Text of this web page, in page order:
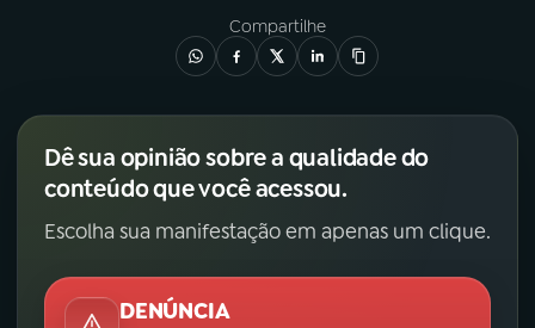
Compartilhe
Dê sua opinião sobre a qualidade do
conteúdo que você acessou.
Escolha sua manifestação em apenas um clique.
DENÚNCIA